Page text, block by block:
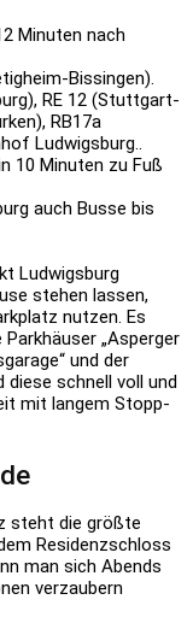
Minuten nach
Bissingen).
RE 12 (Stuttgart-
RB17a
Ludwigsburg..
10 Minuten zu Fuß
auch Busse bis
Ludwigsburg
stehen lassen,
nutzen. Es
„Asperger
und der
diese schnell voll und
mit langem Stopp-
steht die größte
Residenzschloss
man sich Abends
verzaubern